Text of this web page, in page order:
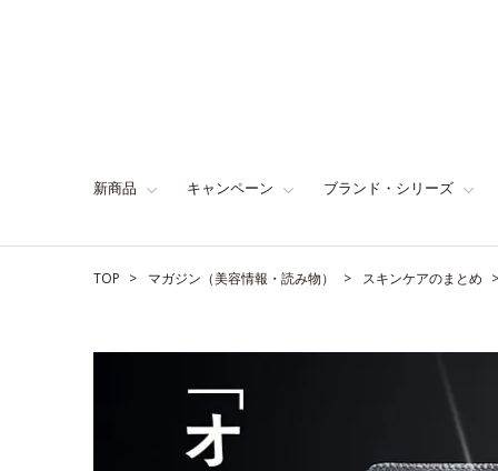
新商品 キャンペーン ブランド・シリーズ
TOP マガジン（美容情報・読み物） スキンケアのまとめ